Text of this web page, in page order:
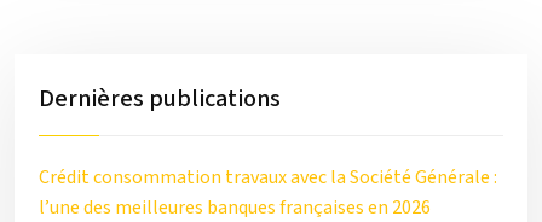
Dernières publications
Crédit consommation travaux avec la Société Générale :
l’une des meilleures banques françaises en 2026